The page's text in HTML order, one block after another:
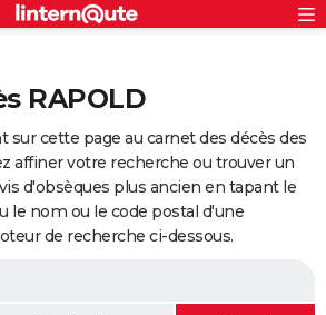
RAPOLD
sur cette page au carnet des décès des
affiner votre recherche ou trouver un
d'obsèques plus ancien en tapant le
le nom ou le code postal d'une
de recherche ci-dessous.